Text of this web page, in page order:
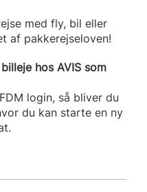
med fly, bil eller
af pakkerejseloven!
hos AVIS som
login, så bliver du
du kan starte en ny